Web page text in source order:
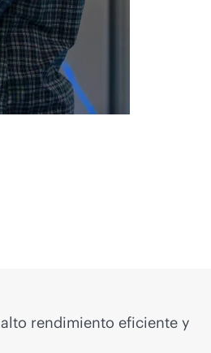
rendimiento eficiente y